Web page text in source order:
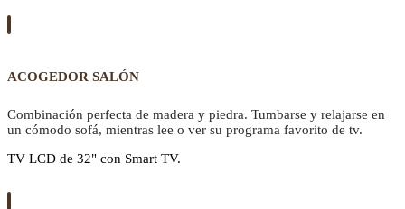
ACOGEDOR SALÓN
Combinación perfecta de madera y piedra. Tumbarse y relajarse en
un cómodo sofá, mientras lee o ver su programa favorito de tv.
TV LCD de 32" con Smart TV.